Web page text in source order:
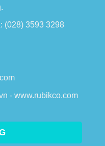
(028) 3593 3298
- www.rubikco.com